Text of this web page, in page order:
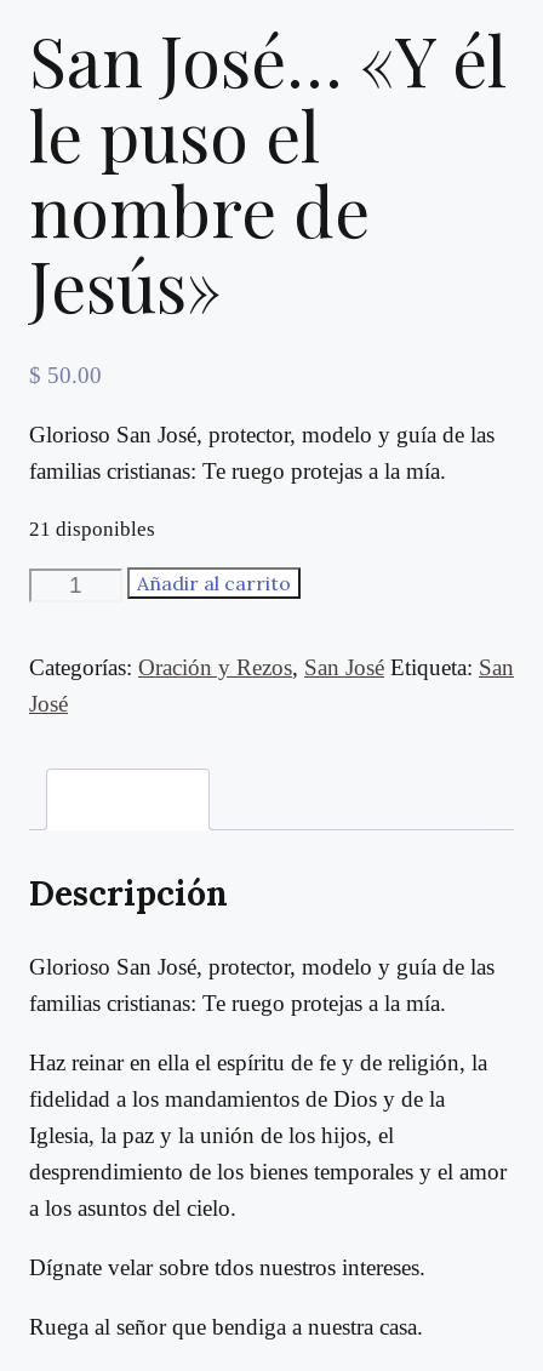
San José… «Y él
le puso el
nombre de
Jesús»
$ 50.00
Glorioso San José, protector, modelo y guía de las
familias cristianas: Te ruego protejas a la mía.
21 disponibles
"Y
él
puso
nombre
Jesús"
Añadir al carrito
Categorías: Oración y Rezos, San José Etiqueta: San
José
Descripción
Glorioso San José, protector, modelo y guía de las
familias cristianas: Te ruego protejas a la mía.
Haz reinar en ella el espíritu de fe y de religión, la
fidelidad a los mandamientos de Dios y de la
Iglesia, la paz y la unión de los hijos, el
desprendimiento de los bienes temporales y el amor
a los asuntos del cielo.
Dígnate velar sobre tdos nuestros intereses.
Ruega al señor que bendiga a nuestra casa.